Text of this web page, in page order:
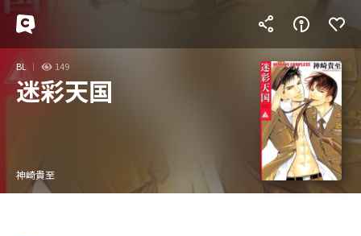
BL 149
迷彩天国
神崎貴至